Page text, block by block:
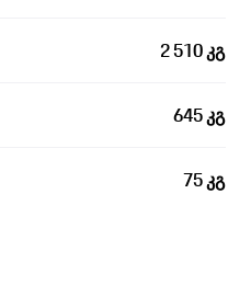
2 510 კგ
645 კგ
75 კგ